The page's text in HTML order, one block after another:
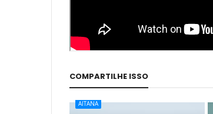
COMPARTILHE ISSO
AITANA